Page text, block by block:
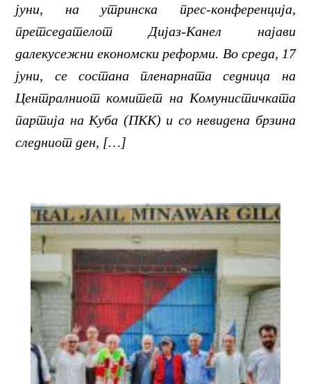
јуни, на утринска прес-конференција,
претседателот Дијаз-Канел најави
далекусежни економски реформи. Во среда, 17
јуни, се состана пленарната седница на
Централниот комитет на Комунистичката
партија на Куба (ПКК) и со невидена брзина
следниот ден, […]